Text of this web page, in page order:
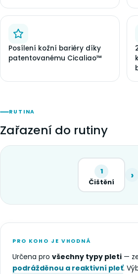
Posílení kožní bariéry díky
patentovanému Cicaliao™
RUTINA
Zařazení do rutiny
1
Čištění ›
PRO KOHO JE VHODNÁ
Určena pro všechny typy pleti —
podrážděnou a reaktivní pleť.